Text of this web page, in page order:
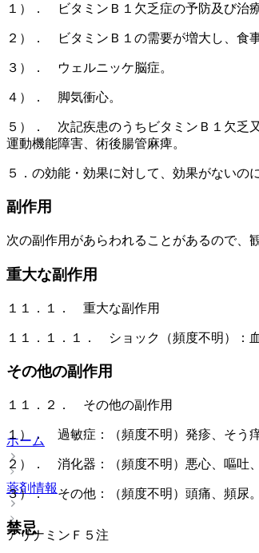
１）． ビタミンＢ１欠乏症の予防及び治療
２）． ビタミンＢ１の需要が増大し、食
３）． ウェルニッケ脳症。
４）． 脚気衝心。
５）． 次記疾患のうちビタミンＢ１欠乏
運動機能障害、術後腸管麻痺。
５．の効能・効果に対して、効果がないの
副作用
次の副作用があらわれることがあるので、
重大な副作用
１１．１． 重大な副作用
１１．１．１． ショック（頻度不明）：
その他の副作用
１１．２． その他の副作用
１）． 過敏症：（頻度不明）発疹、そう痒
２）． 消化器：（頻度不明）悪心、嘔吐
３）． その他：（頻度不明）頭痛、頻尿。
禁忌
ホーム
薬剤情報
アリナミンＦ５注